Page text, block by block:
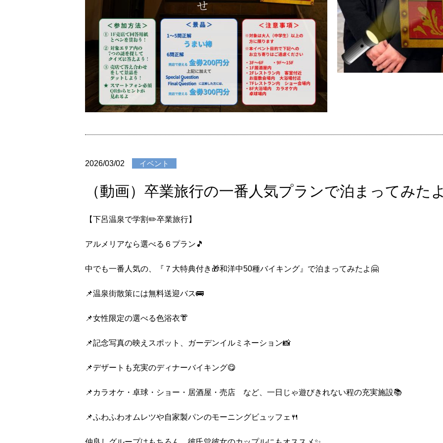
2026/03/02 イベント
（動画）卒業旅行の一番人気プランで泊まってみた
【下呂温泉で学割✏️卒業旅行】
アルメリアなら選べる６プラン🎵
中でも一番人気の、『７大特典付き🎁和洋中50種バイキング』で泊まってみたよ🤗
📌温泉街散策には無料送迎バス🚌
📌女性限定の選べる色浴衣👘
📌記念写真の映えスポット、ガーデンイルミネーション📸
📌デザートも充実のディナーバイキング😋
📌カラオケ・卓球・ショー・居酒屋・売店 など、一日じゃ遊びきれない程の充実施設📚
📌ふわふわオムレツや自家製パンのモーニングビュッフェ🍴